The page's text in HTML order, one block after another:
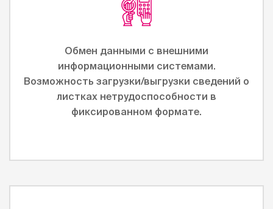
Обмен данными с внешними
информационными системами.
Возможность загрузки/выгрузки сведений о
листках нетрудоспособности в
фиксированном формате.